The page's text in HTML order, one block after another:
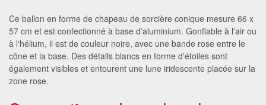
Ce ballon en forme de chapeau de sorcière conique mesure 66 x
57 cm et est confectionné à base d'aluminium. Gonflable à l'air ou
à l'hélium, il est de couleur noire, avec une bande rose entre le
cône et la base. Des détails blancs en forme d'étoiles sont
également visibles et entourent une lune iridescente placée sur la
zone rose.